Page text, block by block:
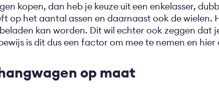
kopen, dan heb je keuze uit een enkelasser,
op het aantal assen en daarnaast ook de wielen.
kan worden. Dit wil echter ook zeggen dat
is dit dus een factor om mee te nemen en
op maat